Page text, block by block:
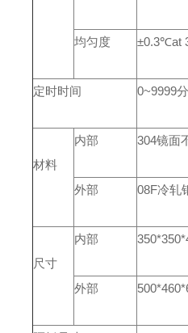
均匀度 ±0.3℃at
定时时间 0~9999
材料
内部 304镜面
外部 08F冷轧
尺寸
内部
外部